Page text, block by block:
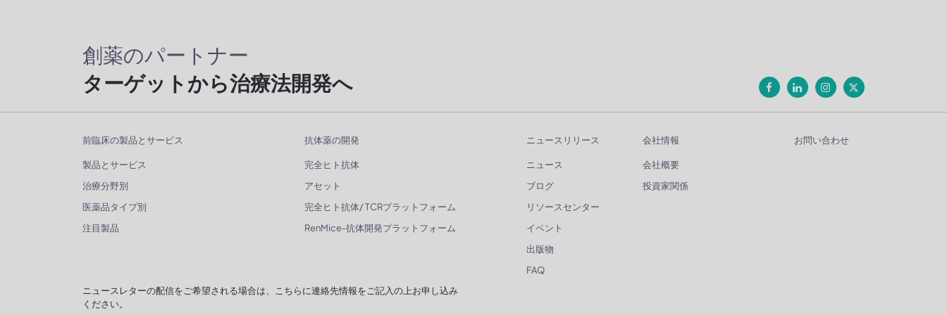
創薬のパートナー
ターゲットから治療法開発へ
前臨床の製品とサービス
製品とサービス
治療分野別
医薬品タイプ別
注目製品
抗体薬の開発
完全ヒト抗体
アセット
完全ヒト抗体/ TCRプラットフォーム
RenMice-抗体開発プラットフォーム
ニュースリリース
ニュース
ブログ
リソースセンター
イベント
出版物
FAQ
会社情報
会社概要
投資家関係
お問い合わせ
ニュースレターの配信をご希望される場合は、こちらに連絡先情報をご記入の上お申し込み
ください。